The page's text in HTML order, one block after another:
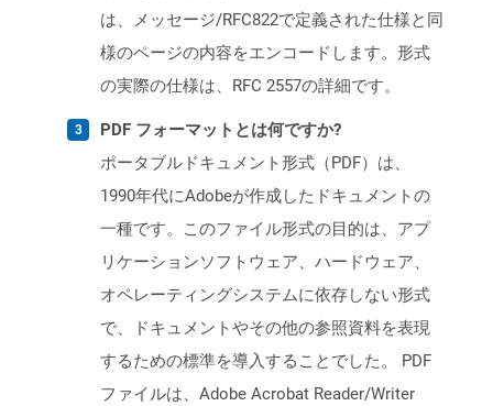
は、メッセージ/RFC822で定義された仕様と同
様のページの内容をエンコードします。形式
の実際の仕様は、RFC 2557の詳細です。
PDF フォーマットとは何ですか?
ポータブルドキュメント形式（PDF）は、
1990年代にAdobeが作成したドキュメントの
一種です。このファイル形式の目的は、アプ
リケーションソフトウェア、ハードウェア、
オペレーティングシステムに依存しない形式
で、ドキュメントやその他の参照資料を表現
するための標準を導入することでした。 PDF
ファイルは、Adobe Acrobat Reader/Writer